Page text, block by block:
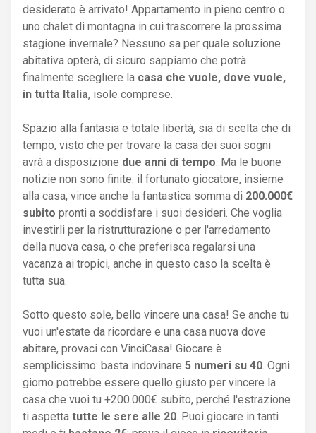
desiderato è arrivato! Appartamento in pieno centro o
uno chalet di montagna in cui trascorrere la prossima
stagione invernale? Nessuno sa per quale soluzione
abitativa opterà, di sicuro sappiamo che potrà
finalmente scegliere la casa che vuole, dove vuole,
in tutta Italia, isole comprese.
Spazio alla fantasia e totale libertà, sia di scelta che di
tempo, visto che per trovare la casa dei suoi sogni
avrà a disposizione due anni di tempo. Ma le buone
notizie non sono finite: il fortunato giocatore, insieme
alla casa, vince anche la fantastica somma di 200.000€
subito pronti a soddisfare i suoi desideri. Che voglia
investirli per la ristrutturazione o per l'arredamento
della nuova casa, o che preferisca regalarsi una
vacanza ai tropici, anche in questo caso la scelta è
tutta sua.
Sotto questo sole, bello vincere una casa! Se anche tu
vuoi un'estate da ricordare e una casa nuova dove
abitare, provaci con VinciCasa! Giocare è
semplicissimo: basta indovinare 5 numeri su 40. Ogni
giorno potrebbe essere quello giusto per vincere la
casa che vuoi tu +200.000€ subito, perché l'estrazione
ti aspetta tutte le sere alle 20. Puoi giocare in tanti